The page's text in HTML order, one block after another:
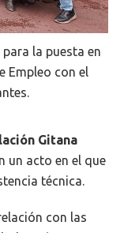
la puesta en
Empleo con el
Gitana
un acto en el que
técnica.
con las